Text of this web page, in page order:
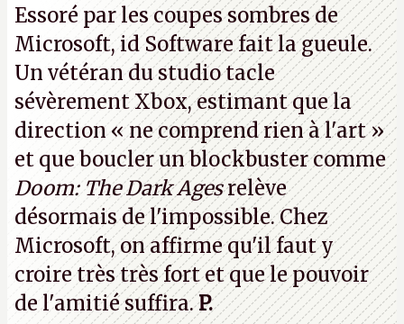
Essoré par les coupes sombres de
Microsoft, id Software fait la gueule.
Un vétéran du studiotacle
sévèrement Xbox, estimant que la
direction« ne comprend rien à l'art »
et que boucler un blockbuster comme
Doom: The Dark Agesrelève
désormais de l'impossible. Chez
Microsoft, on affirme qu'il faut y
croire très très fort et que le pouvoir
de l'amitié suffira.P.